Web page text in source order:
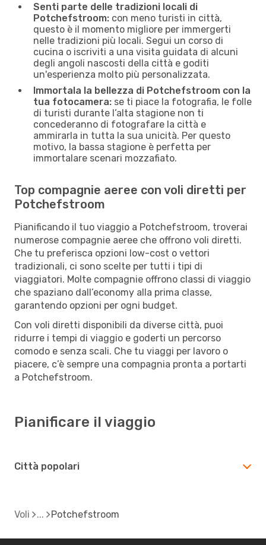
Senti parte delle tradizioni locali di
Potchefstroom: con meno turisti in città,
questo è il momento migliore per immergerti
nelle tradizioni più locali. Segui un corso di
cucina o iscriviti a una visita guidata di alcuni
degli angoli nascosti della città e goditi
un'esperienza molto più personalizzata.
Immortala la bellezza di Potchefstroom con la
tua fotocamera: se ti piace la fotografia, le folle
di turisti durante l’alta stagione non ti
concederanno di fotografare la città e
ammirarla in tutta la sua unicità. Per questo
motivo, la bassa stagione è perfetta per
immortalare scenari mozzafiato.
Top compagnie aeree con voli diretti per
Potchefstroom
Pianificando il tuo viaggio a Potchefstroom, troverai
numerose compagnie aeree che offrono voli diretti.
Che tu preferisca opzioni low-cost o vettori
tradizionali, ci sono scelte per tutti i tipi di
viaggiatori. Molte compagnie offrono classi di viaggio
che spaziano dall’economy alla prima classe,
garantendo opzioni per ogni budget.
Con voli diretti disponibili da diverse città, puoi
ridurre i tempi di viaggio e goderti un percorso
comodo e senza scali. Che tu viaggi per lavoro o
piacere, c’è sempre una compagnia pronta a portarti
a Potchefstroom.
Pianificare il viaggio
Città popolari
Voli Potchefstroom